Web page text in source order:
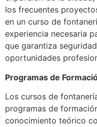
los frecuentes
en un curso de
experiencia necesaria
que garantiza
oportunidades
Programas de
Los cursos de
programas de
conocimiento teórico